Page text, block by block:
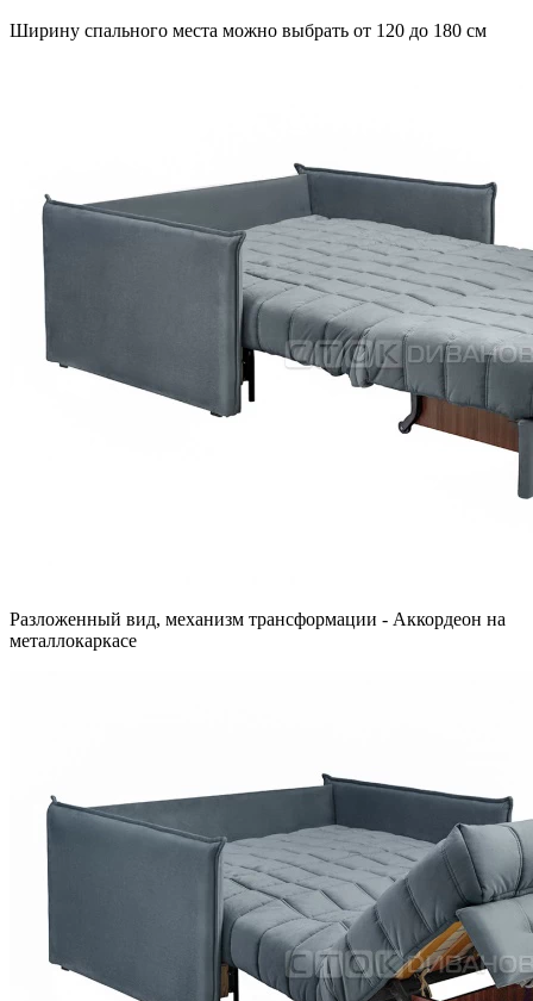
Ширину спального места можно выбрать от 120 до 180 см
Разложенный вид, механизм трансформации - Аккордеон на
металлокаркасе